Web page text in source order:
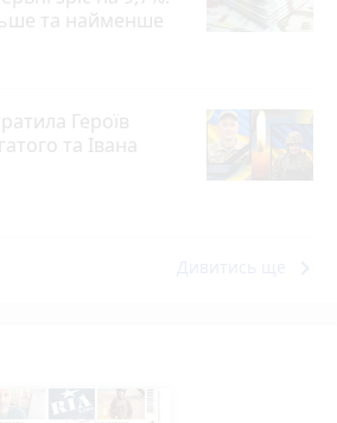
та найменше
Героїв
та Івана